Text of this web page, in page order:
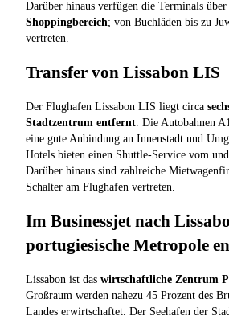
Darüber hinaus verfügen die Terminals über
Shoppingbereich; von Buchläden bis zu
vertreten.
Transfer von Lissabon LIS
Der Flughafen Lissabon LIS liegt circa
Stadtzentrum entfernt . Die Autobahnen
eine gute Anbindung an Innenstadt und
Hotels bieten einen Shuttle-Service vom
Darüber hinaus sind zahlreiche
Schalter am Flughafen vertreten.
Im Businessjet nach
portugiesische Metropole
Lissabon ist das wirtschaftliche Zentrum
Großraum werden nahezu 45 Prozent des
Landes erwirtschaftet. Der Seehafen der